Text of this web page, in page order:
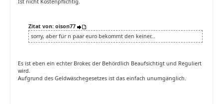
Ist nicht Kostenpflichtig.
Zitat von: oison77
sorry, aber für n paar euro bekommt den keiner...
Es ist eben ein echter Broker, der Behördlich Beaufsichtigt und Reguliert
wird.
Aufgrund des Geldwäschegesetzes ist das einfach unumgänglich.